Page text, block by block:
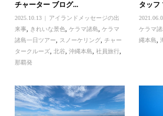
チャーター ブログ...
2025.10.13
アイランドメッセージの出
来事, きれいな景色 ケラマ諸島
ケラマ
諸島一日ツアー
スノーケリング, チャー
タークルーズ, 北谷, 沖縄本島 社員旅行,
那覇発
タッ
ケラマ
縄本島
,